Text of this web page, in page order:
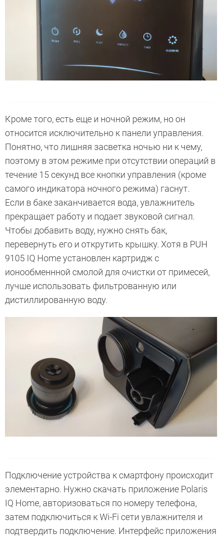
Кроме того, есть еще и ночной режим, но он
относится исключительно к панели управления.
Понятно, что лишняя засветка ночью ни к чему,
поэтому в этом режиме при отсутствии операций в
течение 15 секунд все кнопки управления (кроме
самого индикатора ночного режима) гаснут.
Если в баке заканчивается вода, увлажнитель
прекращает работу и подает звуковой сигнал.
Чтобы добавить воду, нужно снять бак,
перевернуть его и открутить крышку. Хотя в PUH
9105 IQ Home установлен картридж с
ионообменнной смолой для очистки от примесей,
лучше использовать фильтрованную или
дистиллированную воду.
Подключение устройства к смартфону происходит
элементарно. Нужно скачать приложение Polaris
IQ Home, авторизоваться по номеру телефона,
затем подключиться к Wi-Fi сети увлажнителя и
подтвердить подключение. Интерфейс приложения